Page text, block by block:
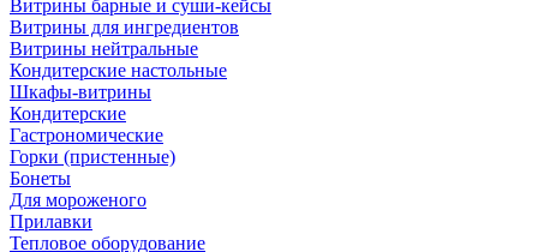
Витрины барные и суши-кейсы
Витрины для ингредиентов
Витрины нейтральные
Кондитерские настольные
Шкафы-витрины
Кондитерские
Гастрономические
Горки (пристенные)
Бонеты
Для мороженого
Прилавки
Тепловое оборудование